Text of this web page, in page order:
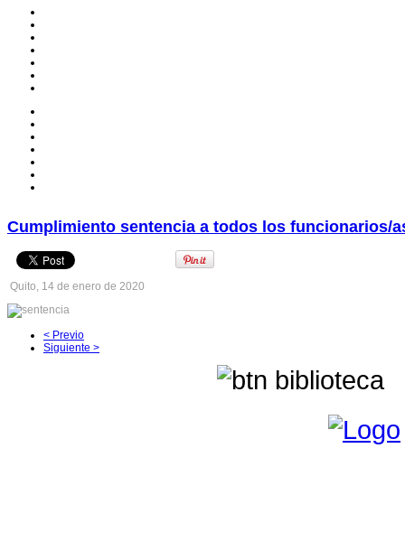
Cumplimiento sentencia a todos los funcionarios/
Quito, 14 de enero de 2020
< Previo
Siguiente >